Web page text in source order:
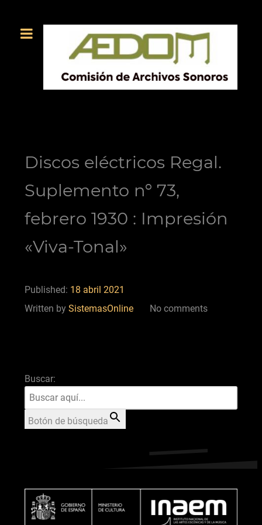
Discos eléctricos Regal.
Suplemento nº 73,
febrero 1930 : Impresión
«Viva-Tonal»
Published: 18 abril 2021
Written by SistemasOnline No comments
Buscar:
Botón de búsqueda